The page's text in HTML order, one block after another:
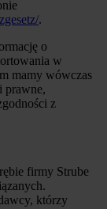
.
o
w
mamy wówczas
prawne,
z
firmy Strube
którzy